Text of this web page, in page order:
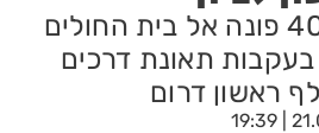
רוכב אופניים בן 40 פונה אל בית החולים
תאונת דרכים
ראשון דרום